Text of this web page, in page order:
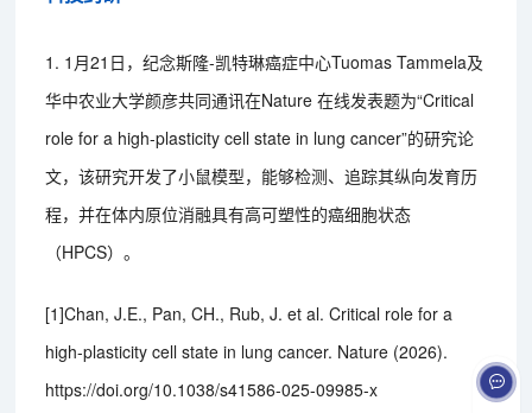
1. 1月21日，纪念斯隆-凯特琳癌症中心Tuomas Tammela及
华中农业大学颜彦共同通讯在Nature 在线发表题为“Critical
role for a high-plasticity cell state in lung cancer”的研究论
文，该研究开发了小鼠模型，能够检测、追踪其纵向发育历
程，并在体内原位消融具有高可塑性的癌细胞状态
（HPCS）。
[1]Chan, J.E., Pan, CH., Rub, J. et al. Critical role for a
high-plasticity cell state in lung cancer. Nature (2026).
https://doi.org/10.1038/s41586-025-09985-x